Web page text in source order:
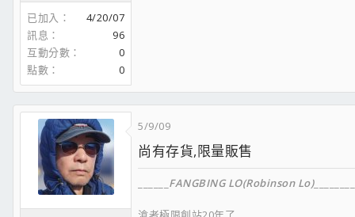
已加入
4/20/07
訊息
96
互動分數
0
點數
0
5/9/09
尚有存貨,限量販售
FANGBING LO(Robinson Lo)